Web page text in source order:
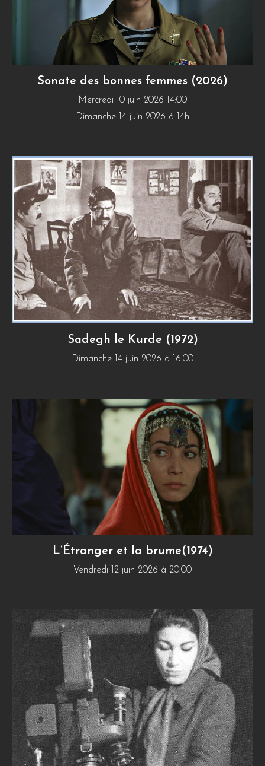
Sonate des bonnes femmes (2026)
Mercredi 10 juin 2026 14:00
Dimanche 14 juin 2026 à 14h
Sadegh le Kurde (1972)
Dimanche 14 juin 2026 à 16:00
L’Étranger et la brume(1974)
Vendredi 12 juin 2026 à 20:00